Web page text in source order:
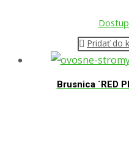
Pridať do
Brusnica ´RED